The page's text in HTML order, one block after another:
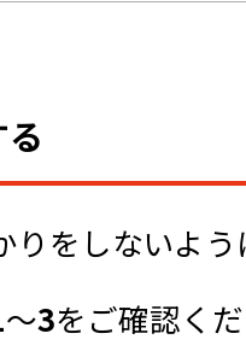
りをしないよ
～3をご確認く